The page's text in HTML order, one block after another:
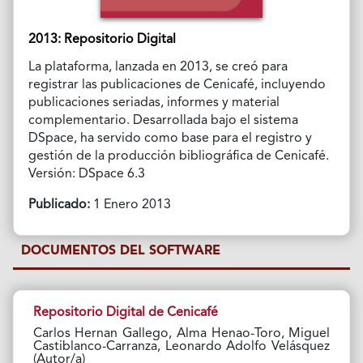
2013: Repositorio Digital
La plataforma, lanzada en 2013, se creó para
registrar las publicaciones de Cenicafé, incluyendo
publicaciones seriadas, informes y material
complementario. Desarrollada bajo el sistema
DSpace, ha servido como base para el registro y
gestión de la producción bibliográfica de Cenicafé.
Versión: DSpace 6.3
Publicado:1 Enero 2013
DOCUMENTOS DEL SOFTWARE
Repositorio Digital de Cenicafé
Carlos Hernan Gallego, Alma Henao-Toro, Miguel
Castiblanco-Carranza, Leonardo Adolfo Velásquez
(Autor/a)